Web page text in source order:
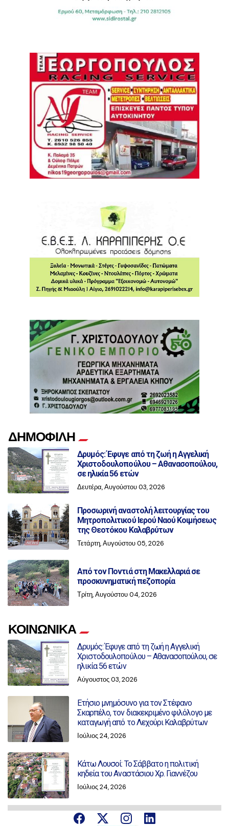
ΔΗΜΟΦΙΛΗ
Δρυμός: Έφυγε από τη ζωή η Αγγελική
Χριστοδουλοπούλου – Αθανασοπούλου,
σε ηλικία 56 ετών
Δευτέρα, Αυγούστου 03, 2026
Προσωρινή αναστολή λειτουργίας του
Μητροπολιτικού Ιερού Ναού Κοιμήσεως
της Θεοτόκου Καλαβρύτων
Τετάρτη, Αυγούστου 05, 2026
Από τον Ποντιά στη Μακελλαριά σε
προσκυνηματική πεζοπορία
Τρίτη, Αυγούστου 04, 2026
ΚΟΙΝΩΝΙΚΑ
Δρυμός: Έφυγε από τη ζωή η Αγγελική
Χριστοδουλοπούλου – Αθανασοπούλου, σε
ηλικία 56 ετών
Αύγουστος 03, 2026
Ετήσιο μνημόσυνο για τον Στέφανο
Σκαρπέλο, τον διακεκριμένο φιλόλογο με
καταγωγή από το Λεχούρι Καλαβρύτων
Ιούλιος 24, 2026
Κάτω Λουσοί: Το Σάββατο η πολιτική
κηδεία του Αναστάσιου Χρ. Γιαννέζου
Ιούλιος 24, 2026